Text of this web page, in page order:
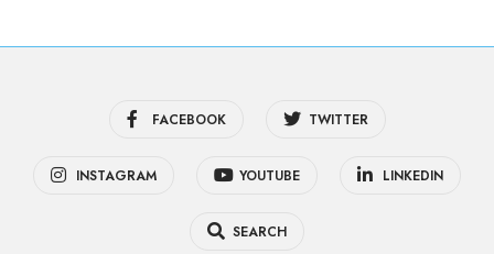
FACEBOOK TWITTER
INSTAGRAM YOUTUBE LINKEDIN
SEARCH